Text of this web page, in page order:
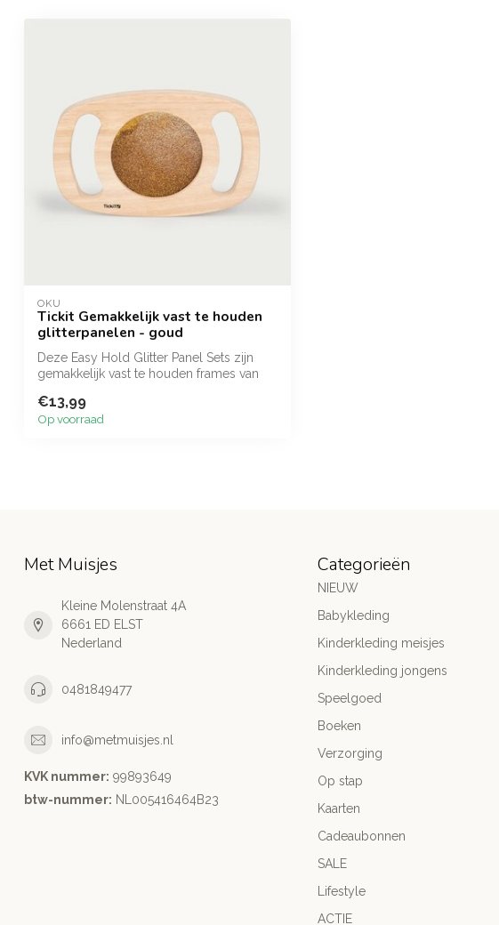
OKU
Tickit Gemakkelijk vast te houden
glitterpanelen - goud
Deze Easy Hold Glitter Panel Sets zijn
gemakkelijk vast te houden frames van
€13,99
Op voorraad
Met Muisjes
Kleine Molenstraat 4A
6661 ED ELST
Nederland
0481849477
info@metmuisjes.nl
KVK nummer: 99893649
btw-nummer: NL005416464B23
Categorieën
NIEUW
Babykleding
Kinderkleding meisjes
Kinderkleding jongens
Speelgoed
Boeken
Verzorging
Op stap
Kaarten
Cadeaubonnen
SALE
Lifestyle
ACTIE